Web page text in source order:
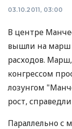
03.10.2011, 03:00
В центре
вышли на марш
расходов.
конгрессом
лозунгом
рост,
Параллельно с